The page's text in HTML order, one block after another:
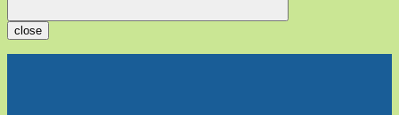
close